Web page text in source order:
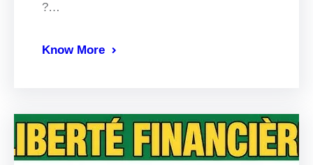
?…
Know More